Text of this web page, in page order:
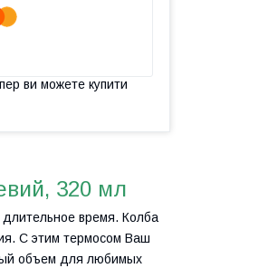
ви можете купити
320 мл
длительное время. Колба
С этим термосом Ваш
объем для любимых